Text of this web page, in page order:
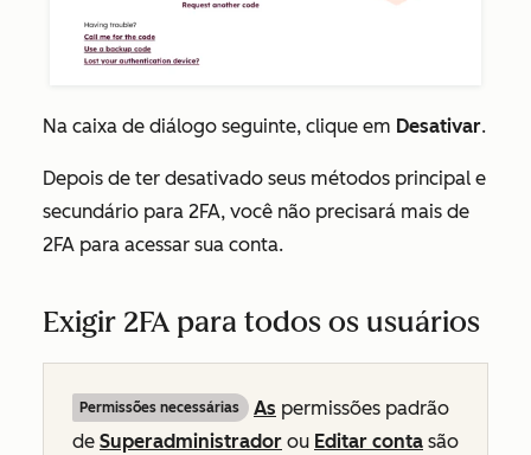
Na caixa de diálogo seguinte, clique em Desativar.
Depois de ter desativado seus métodos principal e
secundário para 2FA, você não precisará mais de
2FA para acessar sua conta.
Exigir 2FA para todos os usuários
Permissões necessárias As permissões padrão
de Superadministrador ou Editar conta são